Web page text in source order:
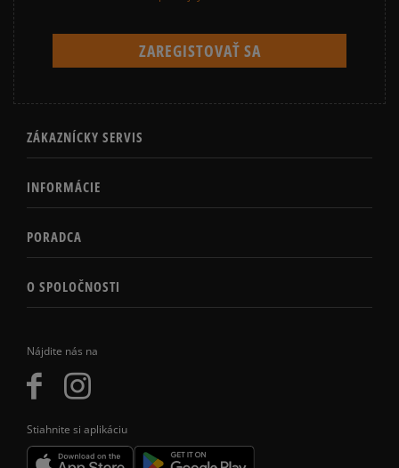
Nájdite nás na
Stiahnite si aplikáciu
ZÁKAZNÍCKY SERVIS
INFORMÁCIE
PORADCA
O SPOLOČNOSTI